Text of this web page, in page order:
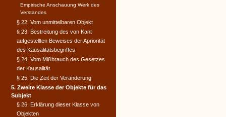
Empirische Anschauung Werk des
Verstandes
§ 22. Vom unmittelbaren Objekt
§ 23. Bestreitung des von Kant
aufgestellten Beweises der Apriorität
des Kausalitätsbegriffes
§ 24. Vom Mißbrauch des Gesetzes
der Kausalität
§ 25. Die Zeit der Veränderung
5. Zweite Klasse der Objekte für das
Subjekt
§ 26. Erklärung dieser Klasse von
Objekten